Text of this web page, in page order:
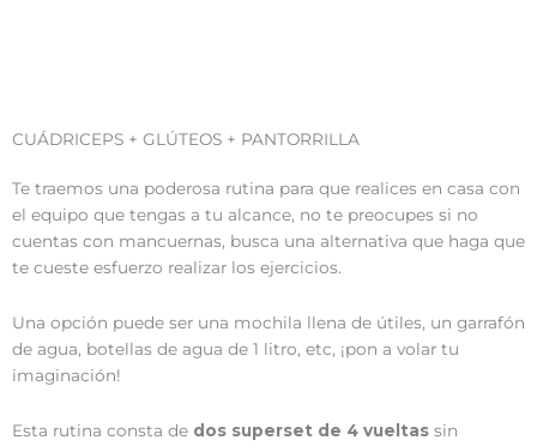
CUÁDRICEPS + GLÚTEOS + PANTORRILLA
Te traemos una poderosa rutina para que realices en casa con
el equipo que tengas a tu alcance, no te preocupes si no
cuentas con mancuernas, busca una alternativa que haga que
te cueste esfuerzo realizar los ejercicios.
Una opción puede ser una mochila llena de útiles, un garrafón
de agua, botellas de agua de 1 litro, etc, ¡pon a volar tu
imaginación!
Esta rutina consta de dos superset de 4 vueltas sin